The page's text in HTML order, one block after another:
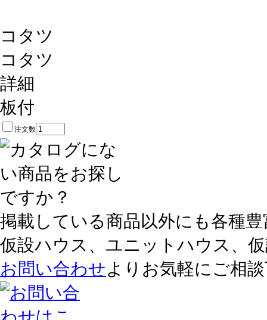
コタツ
コタツ
詳細
板付
注文数
掲載している商品以外にも各種
仮設ハウス、ユニットハウス、
お問い合わせよりお気軽にご相